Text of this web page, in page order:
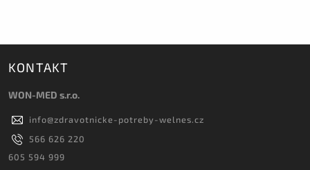
KONTAKT
WON-MED s.r.o.
info@zdravotnicke-potreby-welnes.cz
566 626 220
605 594 999